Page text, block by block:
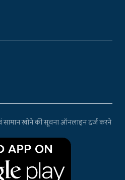
खोने की सूचना ऑनलाइन दर्ज करने